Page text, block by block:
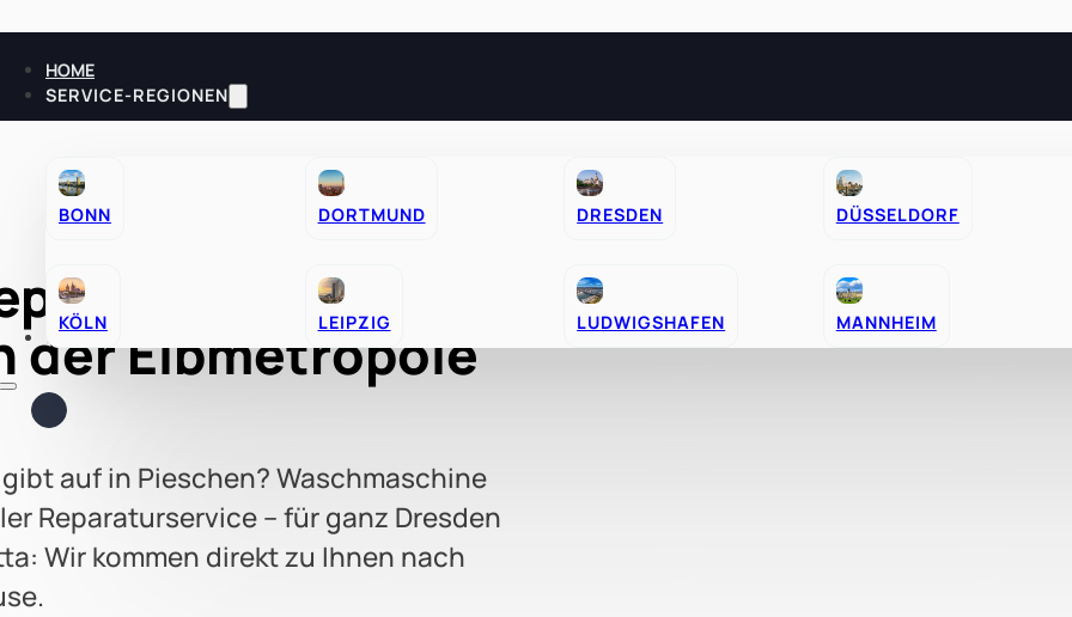
HOME
SERVICE-REGIONEN
BONN DORTMUND DRESDEN DÜSSELDORF
KÖLN LEIPZIG LUDWIGSHAFEN MANNHEIM
RATGEBER
KONTAKT
Dresden – Ihr
der Elbmetropole
auf in Pieschen? Waschmaschine
Reparaturservice – für ganz Dresden
Wir kommen direkt zu Ihnen nach